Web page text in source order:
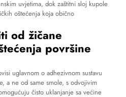
uvjetima, dok zaštitni sloj kupole
oštećenja koja obično
od žičane
površine
uglavnom o adhezivnom sustavu
a ne od same smole, s odvojivim
čisto uklanjanje sa većine